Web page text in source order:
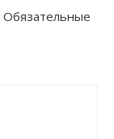
Обязательные